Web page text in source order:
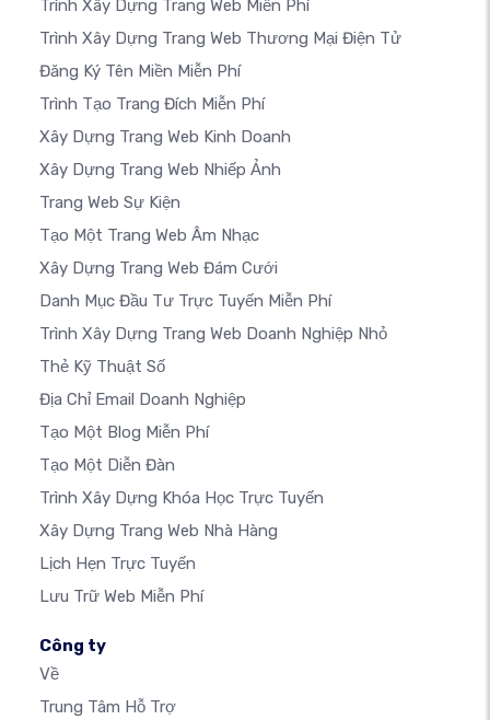
Trình Xây Dựng Trang Web Miễn Phí
Trình Xây Dựng Trang Web Thương Mại Điện Tử
Đăng Ký Tên Miền Miễn Phí
Trình Tạo Trang Đích Miễn Phí
Xây Dựng Trang Web Kinh Doanh
Xây Dựng Trang Web Nhiếp Ảnh
Trang Web Sự Kiện
Tạo Một Trang Web Âm Nhạc
Xây Dựng Trang Web Đám Cưới
Danh Mục Đầu Tư Trực Tuyến Miễn Phí
Trình Xây Dựng Trang Web Doanh Nghiệp Nhỏ
Thẻ Kỹ Thuật Số
Địa Chỉ Email Doanh Nghiệp
Tạo Một Blog Miễn Phí
Tạo Một Diễn Đàn
Trình Xây Dựng Khóa Học Trực Tuyến
Xây Dựng Trang Web Nhà Hàng
Lịch Hẹn Trực Tuyến
Lưu Trữ Web Miễn Phí
Công ty
Về
Trung Tâm Hỗ Trợ